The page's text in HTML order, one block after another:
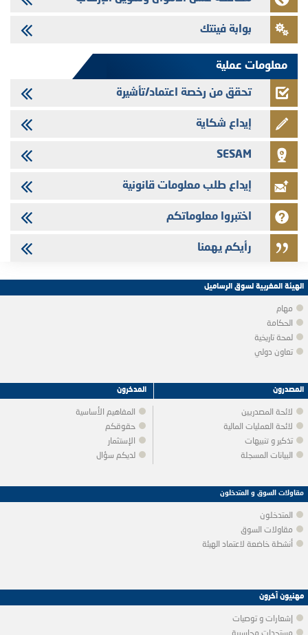
24/07/2026
Saham Leasing - التحيين السنوي لملف المعلومات المتعلق ببرنامج إصدار
بوابة فينتك
معلومات عملية
تحقق من رخصة اعتماد/تأشيرة
إيداع شكاية
SESAM
إيداع طلب معلومات قانونية
اختبروا معلوماتكم
رأيكم يهمنا
الهيئة المغربية لسوق الرساميل
مهام
الحكامة
لمحة تاريخية
تعاون دولي
المدخرون
المفاهيم الأساسية
حقوقكم
الإستثمار
لديكم سؤال
المصدرون
لائحة المصدريين
لائحة العمليات المالية
تذكير و تنبيهات
البيانات المسجلة
مقاولات السوق و المتدخلون
المتدخلون
مقاولات السوق
أنشطة خاضعة لاعتماد الهيئة
مهنيون آخرون
إشعارات و توصيات